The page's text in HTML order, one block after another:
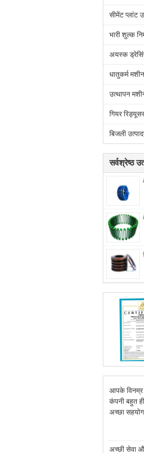
सीमेंट प्लांट
भारी शुल्क
अयस्क
धातुकर्म मशीन
उत्थापन
गियर
बिजली
सर्वश्रेष्ठ
आपके विनम्र
कंपनी बहुत
अच्छा सहयोग
अच्छी सेवा